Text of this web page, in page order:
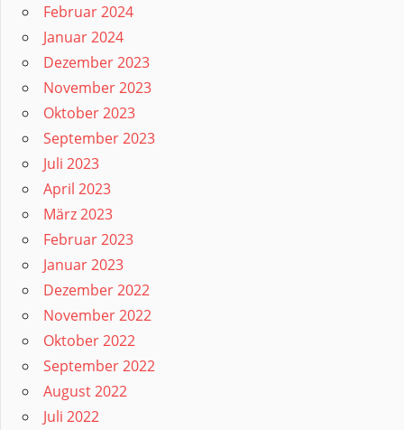
Februar 2024
Januar 2024
Dezember 2023
November 2023
Oktober 2023
September 2023
Juli 2023
April 2023
März 2023
Februar 2023
Januar 2023
Dezember 2022
November 2022
Oktober 2022
September 2022
August 2022
Juli 2022